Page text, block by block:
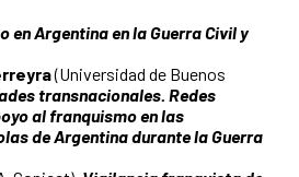
en Argentina en la Guerra Civil y
(Universidad de Buenos
transnacionales. Redes
al franquismo en las
de Argentina durante la Guerra